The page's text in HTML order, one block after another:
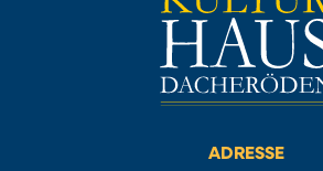
ADRESSE